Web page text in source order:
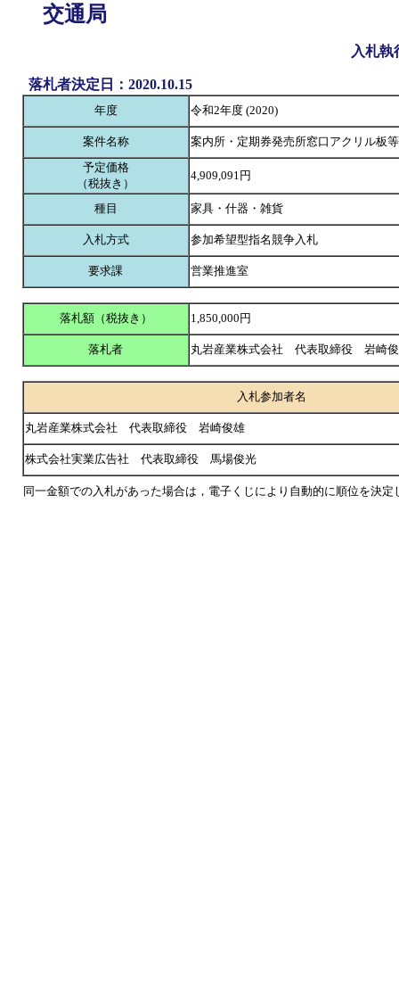
交通局
入札執
落札者決定日：2020.10.15
年度 令和2年度 (2020)
案件名称
案内所・定期券発売所窓口アクリル板
予定価格
（税抜き）
4,909,091円
種目 家具・什器・雑貨
入札方式 参加希望型指名競争入札
要求課 営業推進室
落札額（税抜き） 1,850,000円
落札者 丸岩産業株式会社 代表取締役 岩崎
入札参加者名
丸岩産業株式会社 代表取締役 岩崎俊雄
株式会社実業広告社 代表取締役 馬場俊光
同一金額での入札があった場合は，電子くじにより自動的に順位を決定